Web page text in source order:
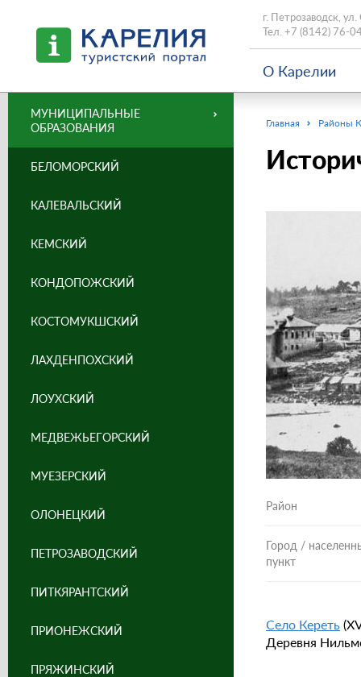
г. Петрозаводск,
Тел. +7 (8142) 76-
О Карелии
Главная Районы
Район
Город /
пункт
Село Кереть
Деревня
МУНИЦИПАЛЬНЫЕ
ОБРАЗОВАНИЯ
БЕЛОМОРСКИЙ
КАЛЕВАЛЬСКИЙ
КЕМСКИЙ
КОНДОПОЖСКИЙ
КОСТОМУКШСКИЙ
ЛАХДЕНПОХСКИЙ
ЛОУХСКИЙ
МЕДВЕЖЬЕГОРСКИЙ
МУЕЗЕРСКИЙ
ОЛОНЕЦКИЙ
ПЕТРОЗАВОДСКИЙ
ПИТКЯРАНТСКИЙ
ПРИОНЕЖСКИЙ
ПРЯЖИНСКИЙ